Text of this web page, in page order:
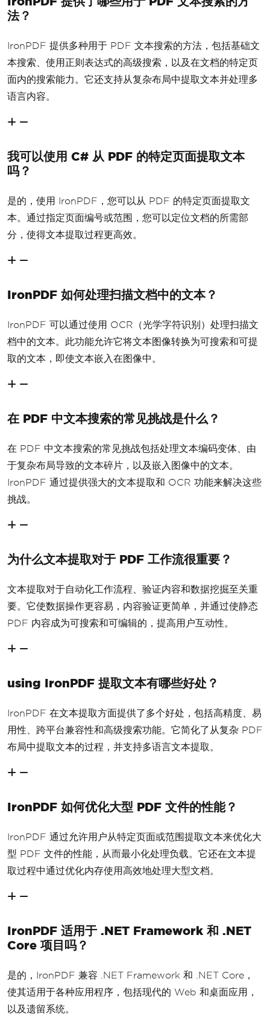
法？
IronPDF 提供多种用于 PDF 文本搜索的方法，包括基础文
本搜索、使用正则表达式的高级搜索，以及在文档的特定页
面内的搜索能力。它还支持从复杂布局中提取文本并处理多
语言内容。
我可以使用 C# 从 PDF 的特定页面提取文本
吗？
是的，使用 IronPDF，您可以从 PDF 的特定页面提取文
本。通过指定页面编号或范围，您可以定位文档的所需部
分，使得文本提取过程更高效。
IronPDF 如何处理扫描文档中的文本？
IronPDF 可以通过使用 OCR（光学字符识别）处理扫描文
档中的文本。此功能允许它将文本图像转换为可搜索和可提
取的文本，即使文本嵌入在图像中。
在 PDF 中文本搜索的常见挑战是什么？
在 PDF 中文本搜索的常见挑战包括处理文本编码变体、由
于复杂布局导致的文本碎片，以及嵌入图像中的文本。
IronPDF 通过提供强大的文本提取和 OCR 功能来解决这些
挑战。
为什么文本提取对于 PDF 工作流很重要？
文本提取对于自动化工作流程、验证内容和数据挖掘至关重
要。它使数据操作更容易，内容验证更简单，并通过使静态
PDF 内容成为可搜索和可编辑的，提高用户互动性。
using IronPDF 提取文本有哪些好处？
IronPDF 在文本提取方面提供了多个好处，包括高精度、易
用性、跨平台兼容性和高级搜索功能。它简化了从复杂 PDF
布局中提取文本的过程，并支持多语言文本提取。
IronPDF 如何优化大型 PDF 文件的性能？
IronPDF 通过允许用户从特定页面或范围提取文本来优化大
型 PDF 文件的性能，从而最小化处理负载。它还在文本提
取过程中通过优化内存使用高效地处理大型文档。
IronPDF 适用于 .NET Framework 和 .NET
Core 项目吗？
是的，IronPDF 兼容 .NET Framework 和 .NET Core，
使其适用于各种应用程序，包括现代的 Web 和桌面应用，
以及遗留系统。